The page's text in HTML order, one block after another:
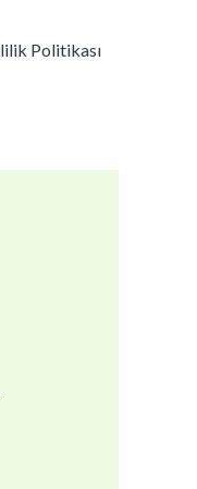
Politikası